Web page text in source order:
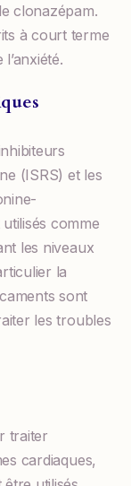
clonazépam.
à court terme
(ISRS) et les
comme
les niveaux
la
sont
les troubles
traiter
cardiaques,